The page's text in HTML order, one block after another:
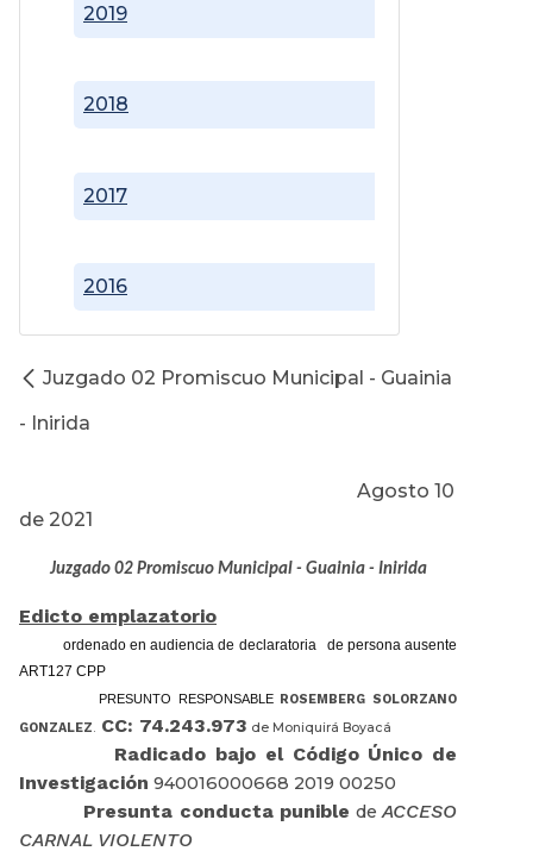
2016
2017
2018
2019
Juzgado 02 Promiscuo Municipal - Guainia
- Inirida
Agosto 10
de 2021
Juzgado 02 Promiscuo Municipal - Guainia - Inirida
Edicto emplazatorio
ordenado en audiencia de declaratoria
de persona ausente
ART127 CPP
PRESUNTO RESPONSABLE ROSEMBERG SOLORZANO
GONZALEZ. CC: 74.243.973 de Moniquirá Boyacá
Radicado bajo el Código Único de
Investigación 940016000668 2019 00250
Presunta conducta punible deACCESO
CARNAL VIOLENTO